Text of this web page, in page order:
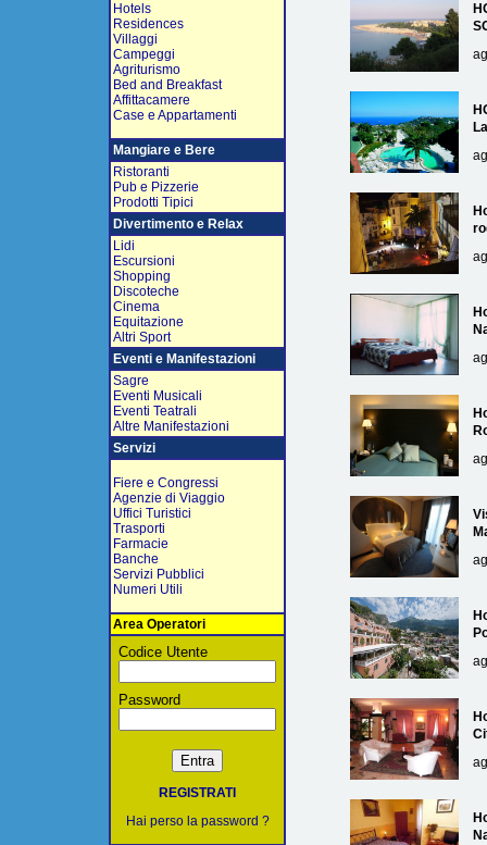
Hotels
Residences
Villaggi
Campeggi
Agriturismo
Bed and Breakfast
Affittacamere
Case e Appartamenti
Mangiare e Bere
Ristoranti
Pub e Pizzerie
Prodotti Tipici
Divertimento e Relax
Lidi
Escursioni
Shopping
Discoteche
Cinema
Equitazione
Altri Sport
Eventi e Manifestazioni
Sagre
Eventi Musicali
Eventi Teatrali
Altre Manifestazioni
Servizi
Fiere e Congressi
Agenzie di Viaggio
Uffici Turistici
Trasporti
Farmacie
Banche
Servizi Pubblici
Numeri Utili
Area Operatori
Codice Utente
Password
REGISTRATI
Hai perso la password ?